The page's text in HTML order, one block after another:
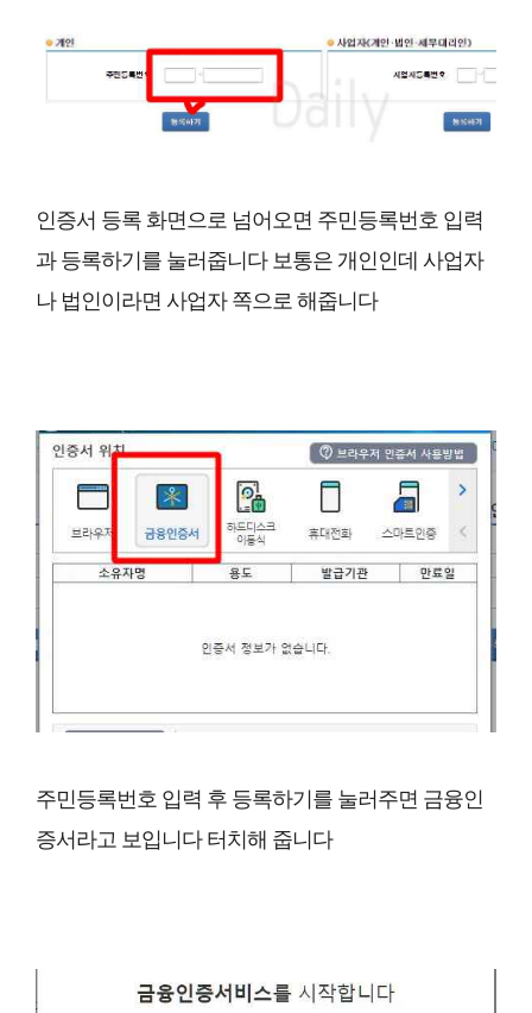
인증서 등록 화면으로 넘어오면 주민등록번호 입력
과 등록하기를 눌러줍니다 보통은 개인인데 사업자
나 법인이라면 사업자 쪽으로 해줍니다
주민등록번호 입력 후 등록하기를 눌러주면 금융인
증서라고 보입니다 터치해 줍니다